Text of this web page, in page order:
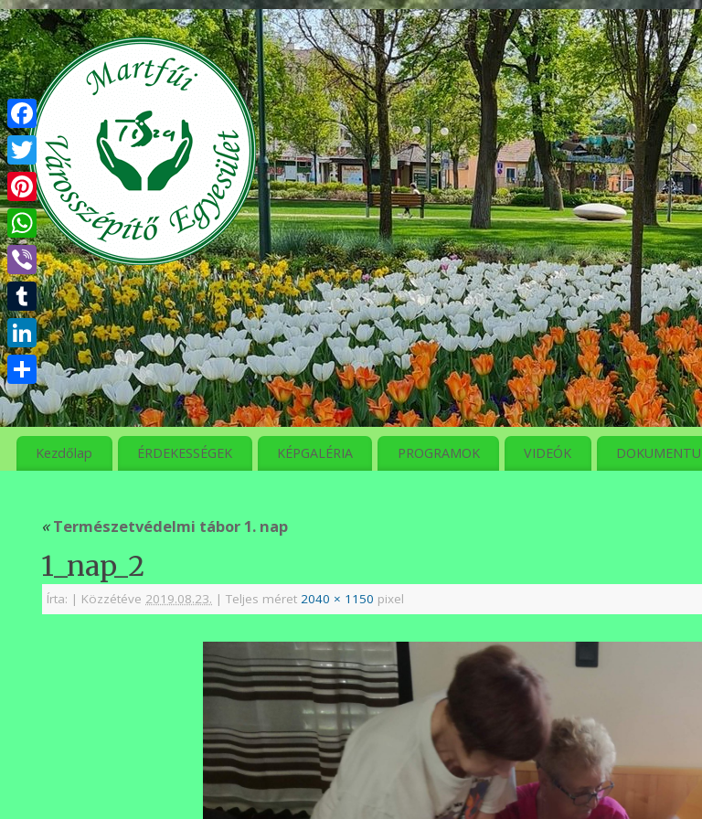
Kezdőlap ÉRDEKESSÉGEK KÉPGALÉRIA PROGRAMOK VIDEÓK
«Természetvédelmi tábor 1. nap
1_nap_2
Írta: | Közzétéve 2019.08.23. | Teljes méret 2040 × 1150 pixel
Facebook
Twitter
Pinterest
WhatsApp
Viber
Tumblr
LinkedIn
Ossza
meg